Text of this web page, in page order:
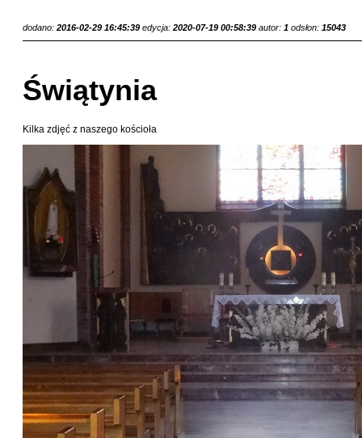
dodano: 2016-02-29 16:45:39 edycja: 2020-07-19 00:58:39 autor: 1 odsłon: 15043
Świątynia
Kilka zdjęć z naszego kościoła